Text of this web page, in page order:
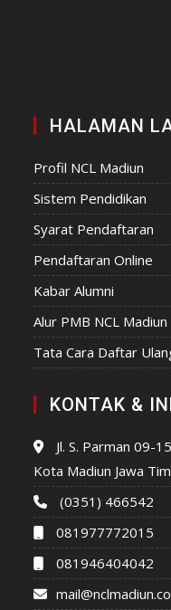
HALAMAN
Profil NCL Madiun
Sistem Pendidikan
Syarat Pendaftaran
Pendaftaran Online
Kabar Alumni
Alur PMB NCL Madiun
Tata Cara Daftar
KONTAK &
Jl. S. Parman 09-
Kota Madiun Jawa
(0351) 466542
081977772015
081946404042